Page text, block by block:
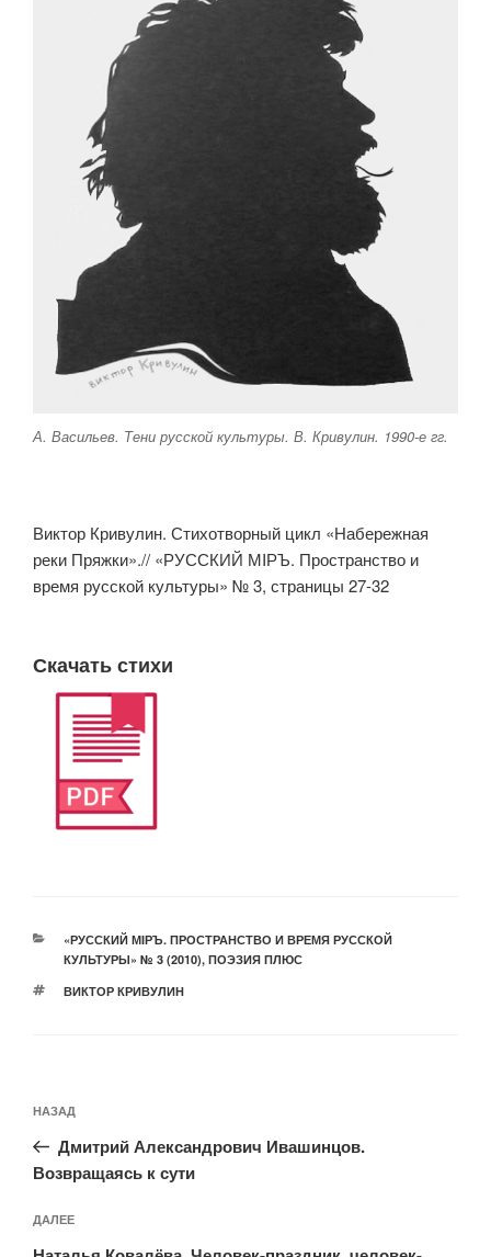
А. Васильев. Тени русской культуры. В. Кривулин. 1990-е гг.
Виктор Кривулин. Стихотворный цикл «Набережная
реки Пряжки».// «РУССКИЙ МIРЪ. Пространство и
время русской культуры» № 3, страницы 27-32
Скачать стихи
РУБРИКИ
«РУССКИЙ МIРЪ. ПРОСТРАНСТВО И ВРЕМЯ РУССКОЙ
КУЛЬТУРЫ» № 3 (2010), ПОЭЗИЯ ПЛЮС
МЕТКИ
ВИКТОР КРИВУЛИН
по
записям
Предыдущая
запись:
НАЗАД
Дмитрий Александрович Ивашинцов.
Возвращаясь к сути
Следующая
запись
ДАЛЕЕ